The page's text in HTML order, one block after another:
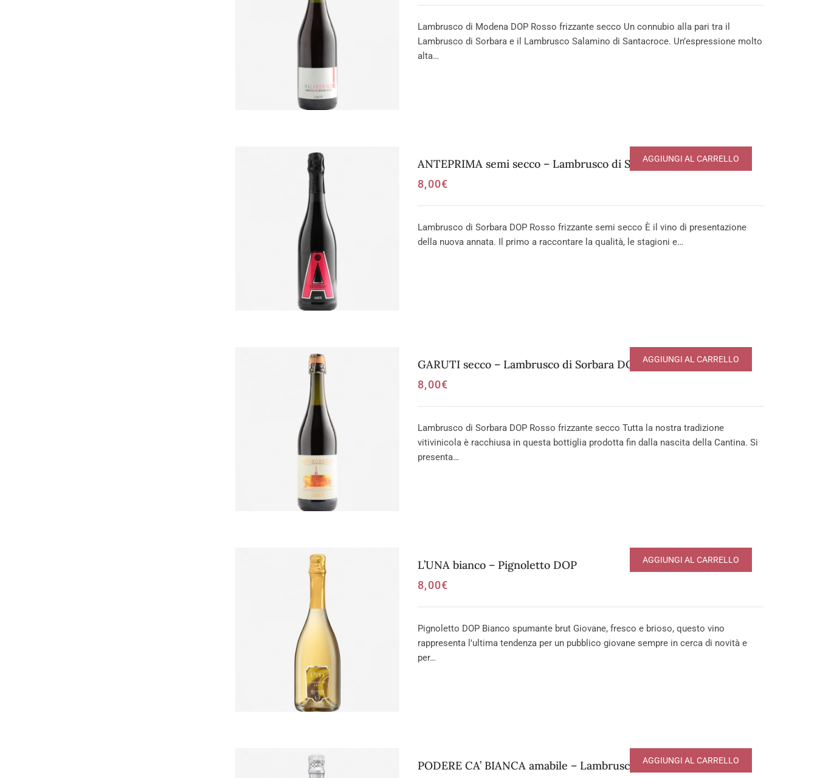
Lambrusco di Modena DOP Rosso frizzante secco Un connubio alla pari tra il
Lambrusco di Sorbara e il Lambrusco Salamino di Santacroce. Un’espressione molto
alta…
ANTEPRIMA semi secco – Lambrusco di Sorbara DOP
8,00€
AGGIUNGI AL CARRELLO
Lambrusco di Sorbara DOP Rosso frizzante semi secco È il vino di presentazione
della nuova annata. Il primo a raccontare la qualità, le stagioni e…
GARUTI secco – Lambrusco di Sorbara DOP
8,00€
AGGIUNGI AL CARRELLO
Lambrusco di Sorbara DOP Rosso frizzante secco Tutta la nostra tradizione
vitivinicola è racchiusa in questa bottiglia prodotta fin dalla nascita della Cantina. Si
presenta…
L’UNA bianco – Pignoletto DOP
8,00€
AGGIUNGI AL CARRELLO
Pignoletto DOP Bianco spumante brut Giovane, fresco e brioso, questo vino
rappresenta l’ultima tendenza per un pubblico giovane sempre in cerca di novità e
per…
PODERE CA’ BIANCA amabile – Lambrusco di Sorbara DOP
AGGIUNGI AL CARRELLO